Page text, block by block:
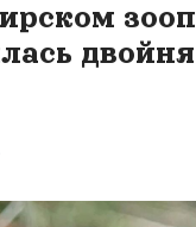
двойня